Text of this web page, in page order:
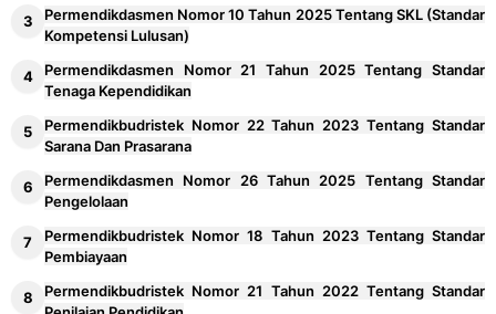
Permendikdasmen Nomor 10 Tahun 2025 Tentang SKL (Standar
Kompetensi Lulusan)
Permendikdasmen Nomor 21 Tahun 2025 Tentang Standar
Tenaga Kependidikan
Permendikbudristek Nomor 22 Tahun 2023 Tentang Standar
Sarana Dan Prasarana
Permendikdasmen Nomor 26 Tahun 2025 Tentang Standar
Pengelolaan
Permendikbudristek Nomor 18 Tahun 2023 Tentang Standar
Pembiayaan
Permendikbudristek Nomor 21 Tahun 2022 Tentang Standar